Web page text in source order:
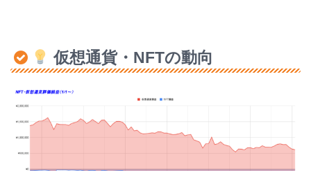
仮想通貨・NFTの動向